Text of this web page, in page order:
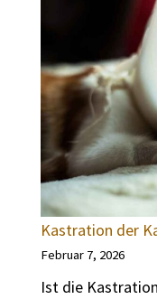
Kastration der
Februar 7, 2026
Ist die